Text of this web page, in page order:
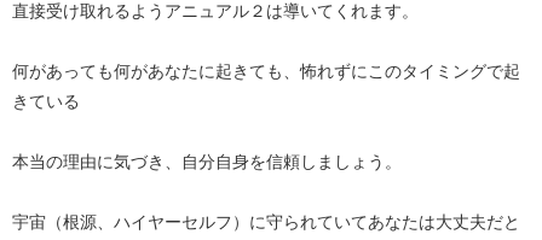
直接受け取れるようアニュアル２は導いてくれます。
何があっても何があなたに起きても、怖れずにこのタイミングで起
きている
本当の理由に気づき、自分自身を信頼しましょう。
宇宙（根源、ハイヤーセルフ）に守られていてあなたは大丈夫だと